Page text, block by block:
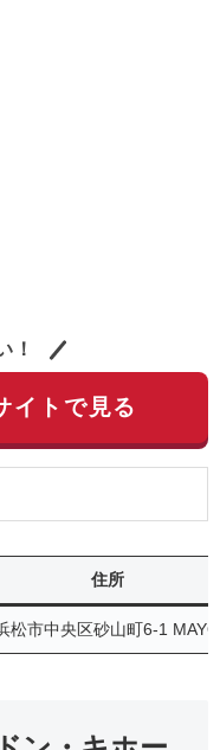
！
イトで見る
住所
松市中央区砂山町6-1